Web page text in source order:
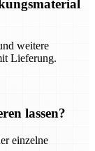
weitere
Lieferung.
lassen?
einzelne